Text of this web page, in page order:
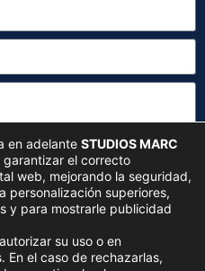
en adelante STUDIOS MARC
garantizar el correcto
web, mejorando la seguridad,
personalización superiores,
y para mostrarle publicidad
su uso o en
En el caso de rechazarlas,